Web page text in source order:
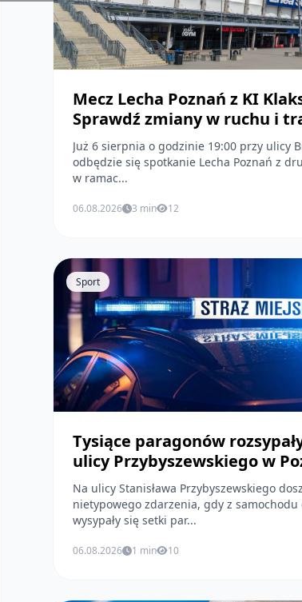
Mecz Lecha Poznań z KI
Sprawdź zmiany w ruchu i
Już 6 sierpnia o godzinie 19:00 przy ulicy
odbędzie się spotkanie Lecha Poznań z
w ramac...
06.08.2026 3 min 12
Sport
Tysiące paragonów
ulicy Przybyszewskiego w
Na ulicy Stanisława Przybyszewskiego
nietypowego zdarzenia, gdy z samochodu
wysypały się setki par...
06.08.2026 1 min 10